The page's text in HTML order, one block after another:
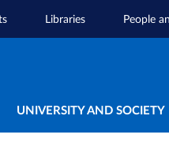
Libraries People
UNIVERSITY AND SOCIETY